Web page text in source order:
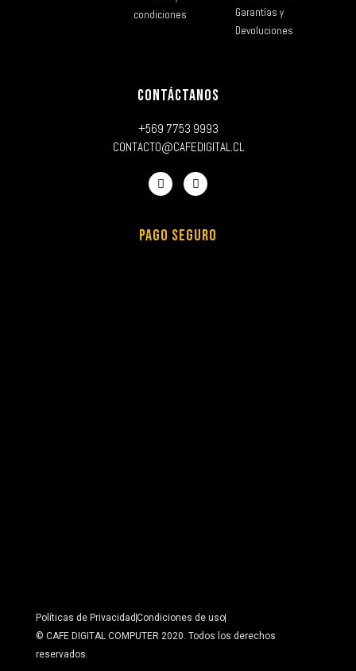
condiciones
Garantías y
Devoluciones
CONTÁCTANOS
+569 7753 9993
CONTACTO@CAFEDIGITAL.CL
PAGO SEGURO
Políticas de Privacidad Condiciones de uso
© CAFE DIGITAL COMPUTER 2020. Todos los derechos
reservados.